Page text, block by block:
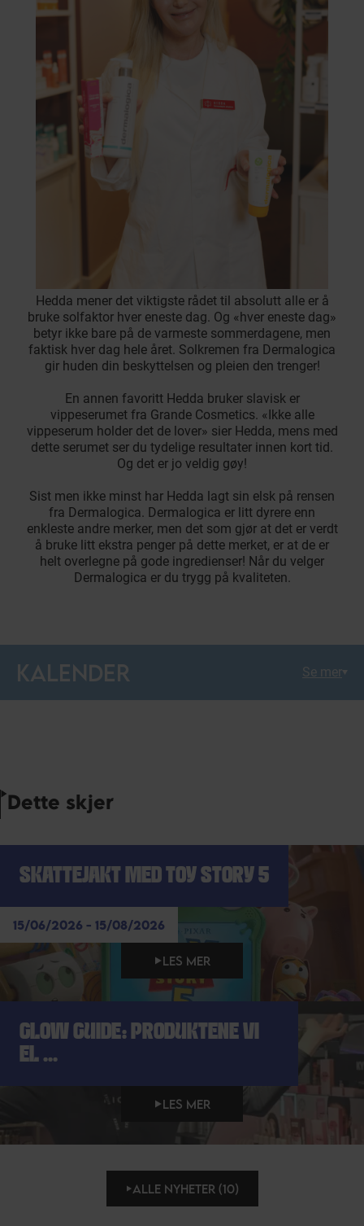
Hedda mener det viktigste rådet til absolutt alle er å
bruke solfaktor hver eneste dag. Og «hver eneste dag»
betyr ikke bare på de varmeste sommerdagene, men
faktisk hver dag hele året. Solkremen fra Dermalogica
gir huden din beskyttelsen og pleien den trenger!
En annen favoritt Hedda bruker slavisk er
vippeserumet fra Grande Cosmetics. «Ikke alle
vippeserum holder det de lover» sier Hedda, mens med
dette serumet ser du tydelige resultater innen kort tid.
Og det er jo veldig gøy!
Sist men ikke minst har Hedda lagt sin elsk på rensen
fra Dermalogica. Dermalogica er litt dyrere enn
enkleste andre merker, men det som gjør at det er verdt
å bruke litt ekstra penger på dette merket, er at de er
helt overlegne på gode ingredienser! Når du velger
Dermalogica er du trygg på kvaliteten.
KALENDER Se mer
Dette skjer
SKATTEJAKT MED TOY STORY 5
15/06/2026 - 15/08/2026
LES MER
GLOW GUIDE: PRODUKTENE VI
EL ...
LES MER
ALLE NYHETER (10)